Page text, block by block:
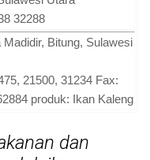
32288
Madidir, Bitung, Sulawesi
21500, 31234 Fax:
produk: Ikan Kaleng
dan